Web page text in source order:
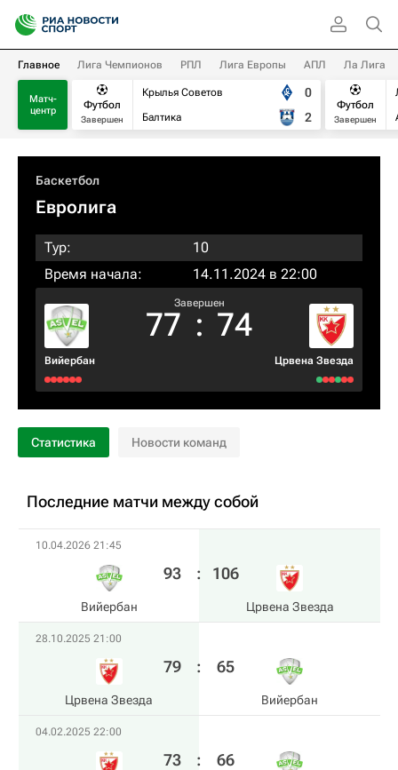
Главное Лига Чемпионов РПЛ Лига Европы АПЛ Ла Лига
Матч-
центр
Футбол
Завершен
Крылья Советов
Балтика
0
2
Футбол
Завершен
Баскетбол
Евролига
Тур:
10
Время начала:
14.11.2024 в 22:00
Вийербан
Завершен
77 : 74
Црвена Звезда
Статистика Новости команд
Последние матчи между собой
10.04.2026 21:45
Вийербан
93 : 106
Црвена Звезда
28.10.2025 21:00
Црвена Звезда
79 : 65
Вийербан
04.02.2025 22:00
73 : 66